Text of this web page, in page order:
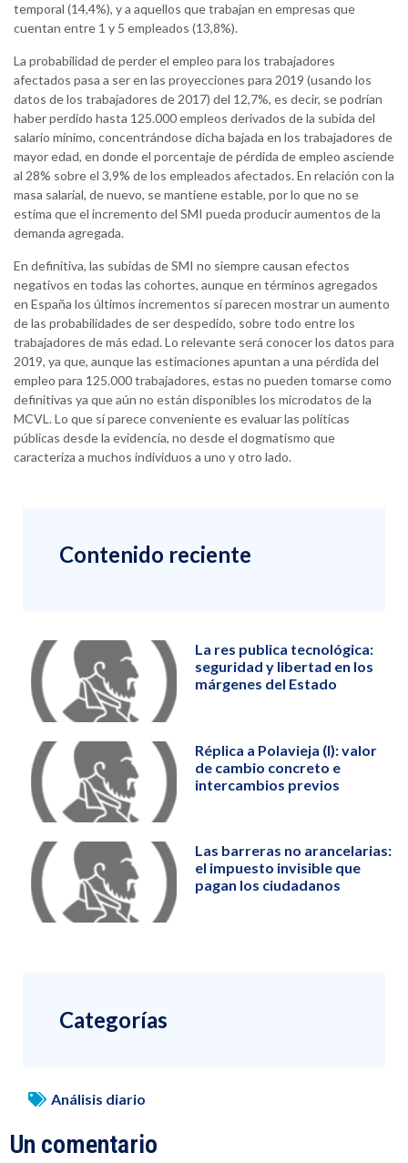
temporal (14,4%), y a aquellos que trabajan en empresas que
cuentan entre 1 y 5 empleados (13,8%).
La probabilidad de perder el empleo para los trabajadores
afectados pasa a ser en las proyecciones para 2019 (usando los
datos de los trabajadores de 2017) del 12,7%, es decir, se podrían
haber perdido hasta 125.000 empleos derivados de la subida del
salario mínimo, concentrándose dicha bajada en los trabajadores de
mayor edad, en donde el porcentaje de pérdida de empleo asciende
al 28% sobre el 3,9% de los empleados afectados. En relación con la
masa salarial, de nuevo, se mantiene estable, por lo que no se
estima que el incremento del SMI pueda producir aumentos de la
demanda agregada.
En definitiva, las subidas de SMI no siempre causan efectos
negativos en todas las cohortes, aunque en términos agregados
en España los últimos incrementos sí parecen mostrar un aumento
de las probabilidades de ser despedido, sobre todo entre los
trabajadores de más edad. Lo relevante será conocer los datos para
2019, ya que, aunque las estimaciones apuntan a una pérdida del
empleo para 125.000 trabajadores, estas no pueden tomarse como
definitivas ya que aún no están disponibles los microdatos de la
MCVL. Lo que sí parece conveniente es evaluar las políticas
públicas desde la evidencia, no desde el dogmatismo que
caracteriza a muchos individuos a uno y otro lado.
Contenido reciente
La res publica tecnológica:
seguridad y libertad en los
márgenes del Estado
Réplica a Polavieja (I): valor
de cambio concreto e
intercambios previos
Las barreras no arancelarias:
el impuesto invisible que
pagan los ciudadanos
Categorías
Análisis diario
Un comentario